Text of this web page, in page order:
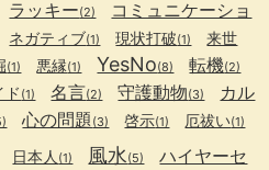
ラッキー(2)
コミュニケーショ
ネガティブ(1) 現状打破(1) 来世
(1) 悪縁(1) YesNo(8) 転機(2)
ド (1) 名言(2) 守護動物(3)
カル
心の問題 (3) 啓示(1) 厄祓い(1)
日本人 (1) 風水(5)
ハイヤーセ